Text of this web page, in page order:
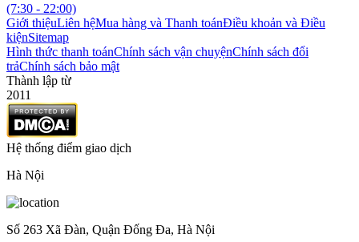
(7:30 - 22:00)
Giới thiệuLiên hệMua hàng và Thanh toánĐiều khoản và Điều
kiệnSitemap
Hình thức thanh toánChính sách vận chuyệnChính sách đổi
trảChính sách bảo mật
Thành lập từ
2011
Hệ thống điểm giao dịch
Hà Nội
Số 263 Xã Đàn, Quận Đống Đa, Hà Nội